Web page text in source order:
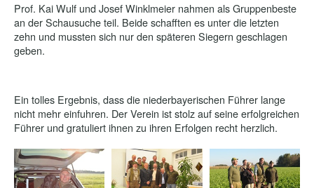
Prof. Kai Wulf und Josef Winklmeier nahmen als Gruppenbeste
an der Schausuche teil. Beide schafften es unter die letzten
zehn und mussten sich nur den späteren Siegern geschlagen
geben.
Ein tolles Ergebnis, dass die niederbayerischen Führer lange
nicht mehr einfuhren. Der Verein ist stolz auf seine erfolgreichen
Führer und gratuliert ihnen zu ihren Erfolgen recht herzlich.